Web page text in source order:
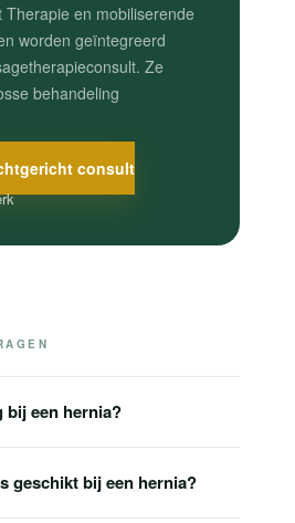
Therapie en mobiliserende
worden geïntegreerd
Ze
behandeling
consult
bij een hernia?
geschikt bij een hernia?